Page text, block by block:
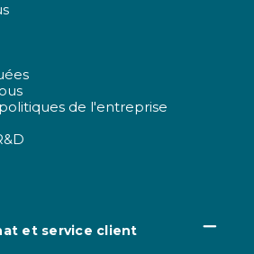
de l'entreprise
et service client